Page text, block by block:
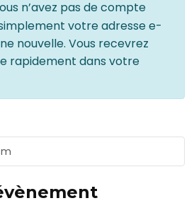
n’avez pas de compte
votre adresse e-
nouvelle. Vous recevrez
rapidement dans votre